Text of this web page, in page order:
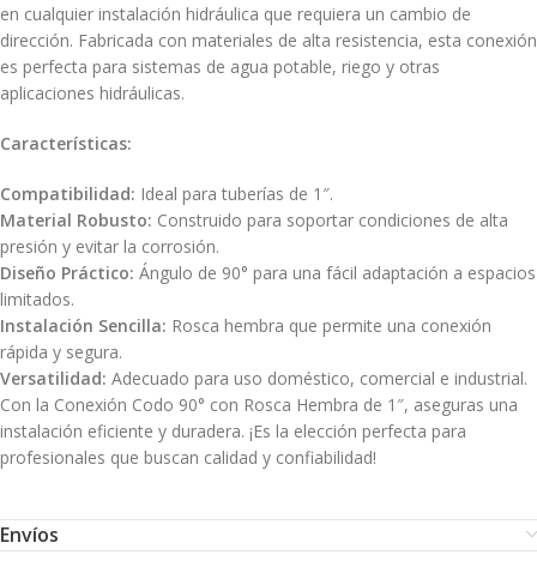
en cualquier instalación hidráulica que requiera un cambio de
dirección. Fabricada con materiales de alta resistencia, esta conexión
es perfecta para sistemas de agua potable, riego y otras
aplicaciones hidráulicas.
Características:
Compatibilidad: Ideal para tuberías de 1″.
Material Robusto: Construido para soportar condiciones de alta
presión y evitar la corrosión.
Diseño Práctico: Ángulo de 90° para una fácil adaptación a espacios
limitados.
Instalación Sencilla: Rosca hembra que permite una conexión
rápida y segura.
Versatilidad: Adecuado para uso doméstico, comercial e industrial.
Con la Conexión Codo 90° con Rosca Hembra de 1″, aseguras una
instalación eficiente y duradera. ¡Es la elección perfecta para
profesionales que buscan calidad y confiabilidad!
Envíos